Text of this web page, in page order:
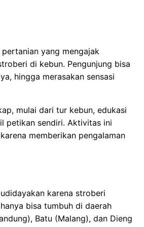
yang mengajak
di kebun. Pengunjung bisa
hingga merasakan sensasi
mulai dari tur kebun, edukasi
petikan sendiri. Aktivitas ini
memberikan pengalaman
karena stroberi
bisa tumbuh di daerah
Batu (Malang), dan Dieng